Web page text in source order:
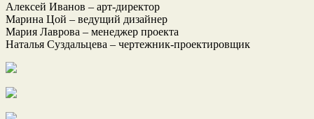
Алексей Иванов – арт-директор
Марина Цой – ведущий дизайнер
Мария Лаврова – менеджер проекта
Наталья Суздальцева – чертежник-проектировщик